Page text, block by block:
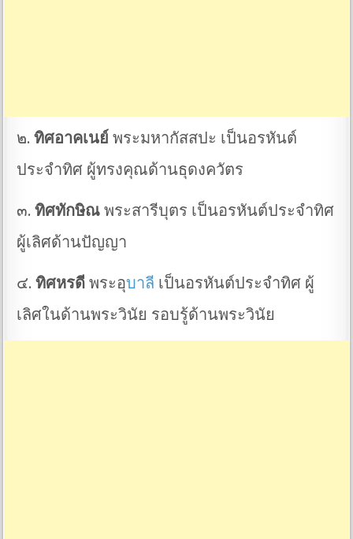
๒.ทิศอาคเนย์ พระมหากัสสปะ เป็นอรหันต์
ประจำทิศ ผู้ทรงคุณด้านธุดงควัตร
๓.ทิศทักษิณ พระสารีบุตร เป็นอรหันต์ประจำทิศ
ผู้เลิศด้านปัญญา
๔. ทิศหรดี พระอุบาลี เป็นอรหันต์ประจำทิศ ผู้
เลิศในด้านพระวินัย รอบรู้ด้านพระวินัย